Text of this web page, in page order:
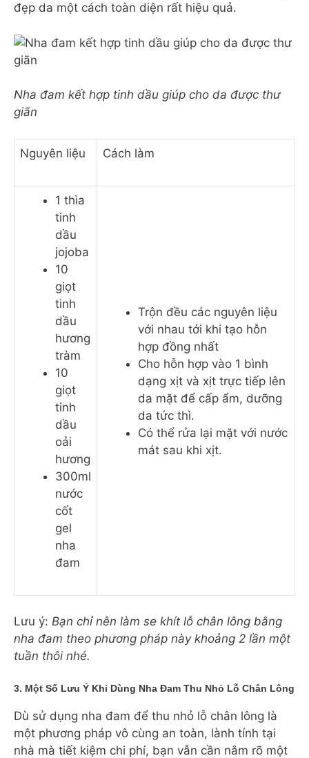
đẹp da một cách toàn diện rất hiệu quả.
Nha đam kết hợp tinh dầu giúp cho da được thư
giãn
Nguyên liệu Cách làm
1 thìa
tinh
dầu
jojoba
10
giọt
tinh
dầu
hương
tràm
10
giọt
tinh
dầu
oải
hương
300ml
nước
cốt
gel
nha
đam
Trộn đều các nguyên liệu
với nhau tới khi tạo hỗn
hợp đồng nhất
Cho hỗn hợp vào 1 bình
dạng xịt và xịt trực tiếp lên
da mặt để cấp ẩm, dưỡng
da tức thì.
Có thể rửa lại mặt với nước
mát sau khi xịt.
Lưu ý: Bạn chỉ nên làm se khít lỗ chân lông bằng
nha đam theo phương pháp này khoảng 2 lần một
tuần thôi nhé.
3. Một Số Lưu Ý Khi Dùng Nha Đam Thu Nhỏ Lỗ Chân Lông
Dù sử dụng nha đam để thu nhỏ lỗ chân lông là
một phương pháp vô cùng an toàn, lành tính tại
nhà mà tiết kiệm chi phí, bạn vẫn cần nắm rõ một